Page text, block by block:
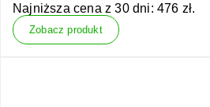
Najniższa cena z 30 dni: 476 zł.
Zobacz produkt